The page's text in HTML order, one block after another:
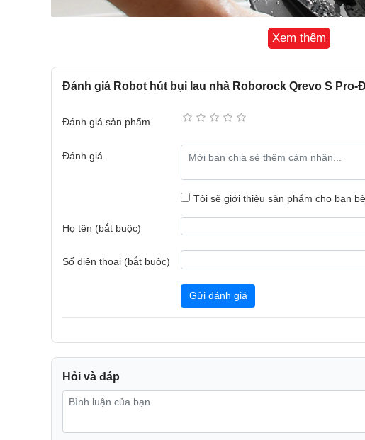
Lực hút 18.500Pa làm sạch mạnh mẽ
Được trang bị công nghệ HyperForce tiên tiến, sản phẩm
18.500Pa. Lực hút này cho phép thiết bị dễ dàng thu gom
cưng cho đến các mẩu vụn cứng đầu bám sâu trong thảm
bảo hiệu quả làm sạch trên mọi bề mặt.
Xem thêm
Đánh giá Robot hút bụi lau nhà Roborock Qrevo S Pro-
Đánh giá sản phẩm
Đánh giá
Tôi sẽ giới thiệu sản phẩm cho bạn
Họ tên (bắt buộc)
Số điện thoại (bắt buộc)
Gửi đánh giá
Hỏi và đáp